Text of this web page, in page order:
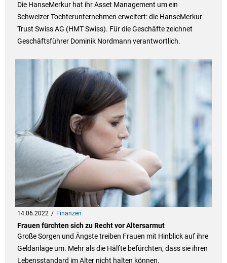
Die HanseMerkur hat ihr Asset Management um ein
Schweizer Tochterunternehmen erweitert: die HanseMerkur
Trust Swiss AG (HMT Swiss). Für die Geschäfte zeichnet
Geschäftsführer Dominik Nordmann verantwortlich.
14.06.2022 Finanzen
Frauen fürchten sich zu Recht vor Altersarmut
Große Sorgen und Ängste treiben Frauen mit Hinblick auf ihre
Geldanlage um. Mehr als die Hälfte befürchten, dass sie ihren
Lebensstandard im Alter nicht halten können.